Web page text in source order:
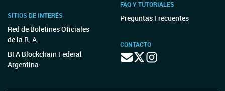
SITIOS DE INTERÉS
Red de Boletines Oficiales
de la R. A.
BFA Blockchain Federal
Argentina
FAQ Y TUTORIALES
Preguntas Frecuentes
CONTACTO